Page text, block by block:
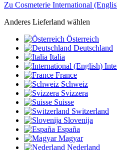
Zu Cosmeterie International
Anderes Lieferland wählen
Österreich
Deutschland
Italia
France
Schweiz
Svizzera
Suisse
Switzerland
Slovenija
España
Magyar
Nederland